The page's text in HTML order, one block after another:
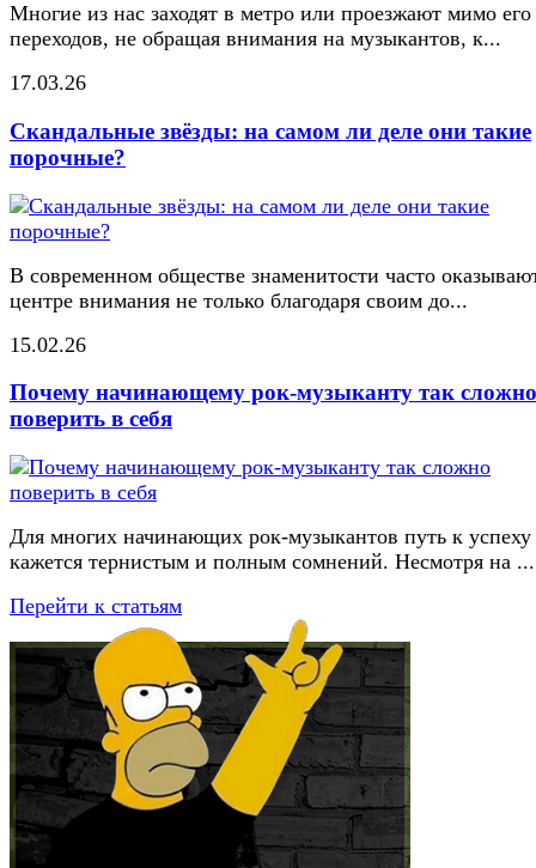
Многие из нас заходят в метро или проезжают мимо его
переходов, не обращая внимания на музыкантов, к...
17.03.26
Скандальные звёзды: на самом ли деле они такие
порочные?
В современном обществе знаменитости часто
центре внимания не только благодаря своим до...
15.02.26
Почему начинающему рок-музыканту так сложно
поверить в себя
Для многих начинающих рок-музыкантов путь к успеху
кажется тернистым и полным сомнений. Несмотря на ...
Перейти к статьям